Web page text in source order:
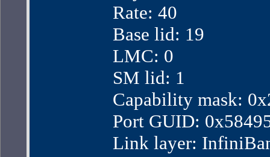
Rate: 40
Base lid: 19
LMC: 0
SM lid: 1
Capability mask:
Port GUID:
Link layer: